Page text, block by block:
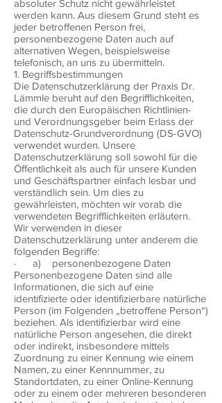
absoluter Schutz nicht gewährleistet
werden kann. Aus diesem Grund steht es
jeder betroffenen Person frei,
personenbezogene Daten auch auf
alternativen Wegen, beispielsweise
telefonisch, an uns zu übermitteln.
1. Begriffsbestimmungen
Die Datenschutzerklärung der Praxis Dr.
Lämmle beruht auf den Begrifflichkeiten,
die durch den Europäischen Richtlinien-
und Verordnungsgeber beim Erlass der
Datenschutz-Grundverordnung (DS-GVO)
verwendet wurden. Unsere
Datenschutzerklärung soll sowohl für die
Öffentlichkeit als auch für unsere Kunden
und Geschäftspartner einfach lesbar und
verständlich sein. Um dies zu
gewährleisten, möchten wir vorab die
verwendeten Begrifflichkeiten erläutern.
Wir verwenden in dieser
Datenschutzerklärung unter anderem die
folgenden Begriffe:
· a) personenbezogene Daten
Personenbezogene Daten sind alle
Informationen, die sich auf eine
identifizierte oder identifizierbare natürliche
Person (im Folgenden „betroffene Person“)
beziehen. Als identifizierbar wird eine
natürliche Person angesehen, die direkt
oder indirekt, insbesondere mittels
Zuordnung zu einer Kennung wie einem
Namen, zu einer Kennnummer, zu
Standortdaten, zu einer Online-Kennung
oder zu einem oder mehreren besonderen